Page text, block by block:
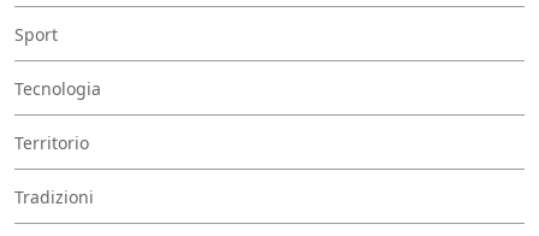
Sport
Tecnologia
Territorio
Tradizioni